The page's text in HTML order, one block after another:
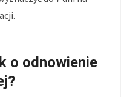
o odnowienie